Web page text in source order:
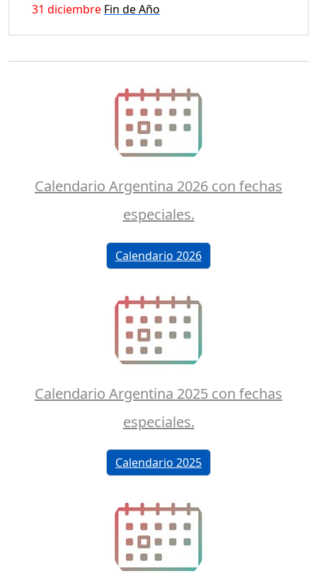
31 diciembre Fin de Año
Calendario Argentina 2026 con fechas
especiales.
Calendario 2026
Calendario Argentina 2025 con fechas
especiales.
Calendario 2025